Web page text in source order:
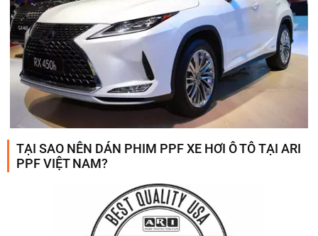
TẠI SAO NÊN DÁN PHIM PPF XE HƠI Ô TÔ TẠI ARI
PPF VIỆT NAM?